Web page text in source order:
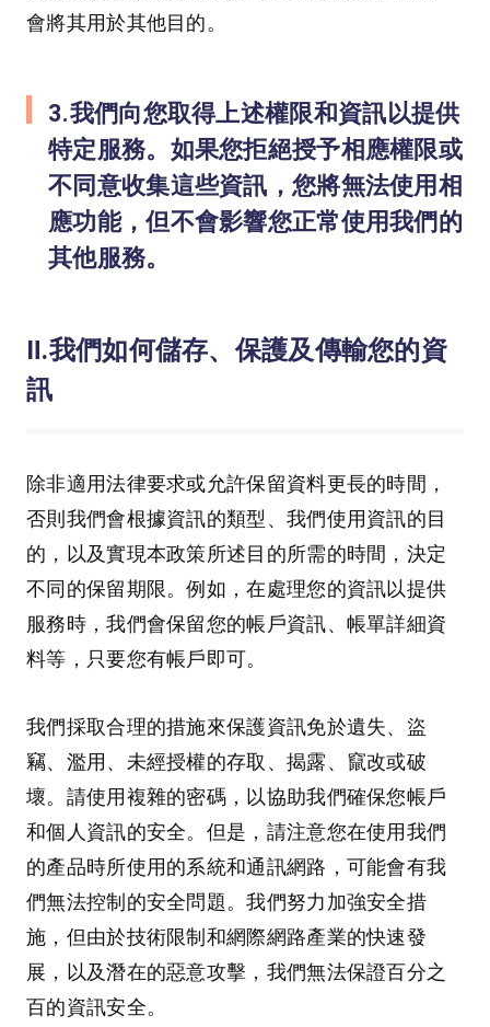
會將其用於其他目的。
3.我們向您取得上述權限和資訊以提供
特定服務。如果您拒絕授予相應權限或
不同意收集這些資訊，您將無法使用相
應功能，但不會影響您正常使用我們的
其他服務。
Ⅱ.我們如何儲存、保護及傳輸您的資
訊
除非適用法律要求或允許保留資料更長的時間，
否則我們會根據資訊的類型、我們使用資訊的目
的，以及實現本政策所述目的所需的時間，決定
不同的保留期限。例如，在處理您的資訊以提供
服務時，我們會保留您的帳戶資訊、帳單詳細資
料等，只要您有帳戶即可。
我們採取合理的措施來保護資訊免於遺失、盜
竊、濫用、未經授權的存取、揭露、竄改或破
壞。請使用複雜的密碼，以協助我們確保您帳戶
和個人資訊的安全。但是，請注意您在使用我們
的產品時所使用的系統和通訊網路，可能會有我
們無法控制的安全問題。我們努力加強安全措
施，但由於技術限制和網際網路產業的快速發
展，以及潛在的惡意攻擊，我們無法保證百分之
百的資訊安全。